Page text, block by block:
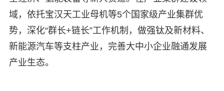
域，依托宝汉天工业母机等5个国家级产业集群优
势，深化“群长+链长”工作机制，做强钛及新材料、
新能源汽车等支柱产业，完善大中小企业融通发展
产业生态。